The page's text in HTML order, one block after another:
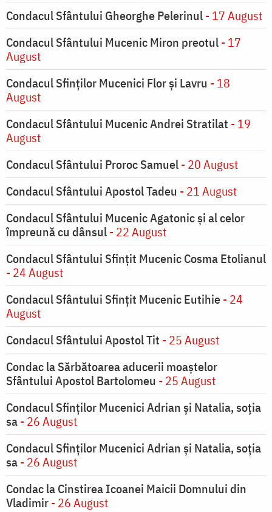
Condacul Sfântului Gheorghe Pelerinul- 17 August
Condacul Sfântului Mucenic Miron preotul- 17
August
Condacul Sfinţilor Mucenici Flor şi Lavru - 18
August
Condacul Sfântului Mucenic Andrei Stratilat - 19
August
Condacul Sfântului Proroc Samuel- 20 August
Condacul Sfântului Apostol Tadeu - 21 August
Condacul Sfântului Mucenic Agatonic şi al celor
împreună cu dânsul- 22 August
Condacul Sfântului Sfinţit Mucenic Cosma Etolianul
- 24 August
Condacul Sfântului Sfinţit Mucenic Eutihie- 24
August
Condacul Sfântului Apostol Tit - 25 August
Condac la Sărbătoarea aducerii moaştelor
Sfântului Apostol Bartolomeu - 25 August
Condacul Sfinţilor Mucenici Adrian şi Natalia, soţia
sa- 26 August
Condacul Sfinţilor Mucenici Adrian şi Natalia, soţia
sa- 26 August
Condac la Cinstirea Icoanei Maicii Domnului din
Vladimir- 26 August